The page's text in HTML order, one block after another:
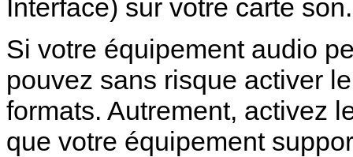
Interface) sur votre carte son.
Si votre équipement audio
pouvez sans risque activer
formats. Autrement, activez
que votre équipement